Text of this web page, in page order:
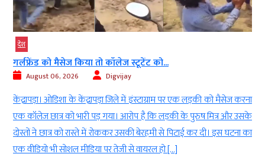
देश
गर्लफ्रेंड को मैसेज किया तो कॉलेज स्टूटेंट को...
August 06, 2026 Digvijay
केंद्रापड़ा। ओडिशा के केंद्रापड़ा जिले में इंस्टाग्राम पर एक लड़की को मैसेज करना
एक कॉलेज छात्र को भारी पड़ गया। आरोप है कि लड़की के पुरुष मित्र और उसके
दोस्तों ने छात्र को रास्ते में रोककर उसकी बेरहमी से पिटाई कर दी। इस घटना का
एक वीडियो भी सोशल मीडिया पर तेजी से वायरल हो […]